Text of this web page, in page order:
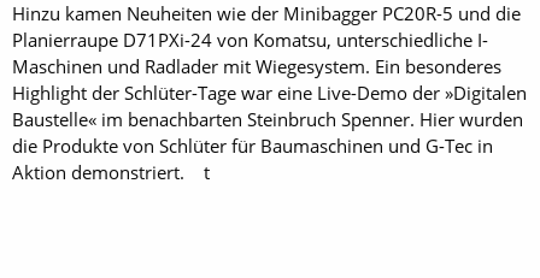
Hinzu kamen Neuheiten wie der Minibagger PC20R-5 und die
Planierraupe D71PXi-24 von Komatsu, unterschiedliche I-
Maschinen und Radlader mit Wiegesystem. Ein besonderes
Highlight der Schlüter-Tage war eine Live-Demo der »Digitalen
Baustelle« im benachbarten Steinbruch Spenner. Hier wurden
die Produkte von Schlüter für Baumaschinen und G-Tec in
Aktion demonstriert. t